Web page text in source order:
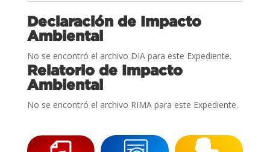
Declaración de Impacto
Ambiental
No se encontró el archivo DIA para este Expediente.
Relatorio de Impacto
Ambiental
No se encontró el archivo RIMA para este Expediente.